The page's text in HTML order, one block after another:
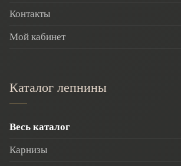
Контакты
Мой кабинет
Каталог лепнины
Весь каталог
Карнизы